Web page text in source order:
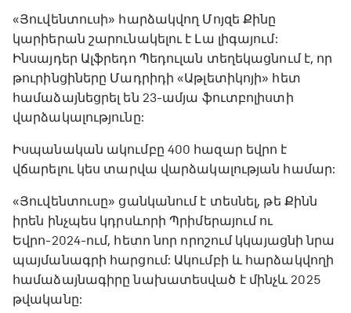
«Յուվենտուսի» հարձակվող Մոյզե Քինը
կարիերան շարունակելու է Լա լիգայում:
Ինսայդեր Ալֆրեդո Պեդուլան տեղեկացնում է, որ
թուրինցիները Մադրիդի «Աթլետիկոյի» հետ
համաձայնեցրել են 23-ամյա ֆուտբոլիստի
վարձակալությունը:
Իսպանական ակումբը 400 հազար եվրո է
վճարելու կես տարվա վարձակալության համար:
«Յուվենտուսը» ցանկանում է տեսնել, թե Քինն
իրեն ինչպես կդրսևորի Պրիմերայում ու
Եվրո-2024-ում, հետո նոր որոշում կկայացնի նրա
պայմանագրի հարցում: Ակումբի և հարձակվողի
համաձայնագիրը նախատեսված է մինչև 2025
թվականը: